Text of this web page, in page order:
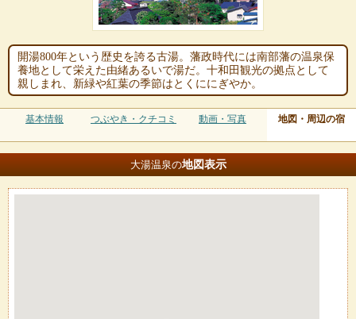
開湯800年という歴史を誇る古湯。藩政時代には南部藩の温泉保
養地として栄えた由緒あるいで湯だ。十和田観光の拠点として
親しまれ、新緑や紅葉の季節はとくににぎやか。
基本情報 つぶやき・クチコミ 動画・写真 地図・周辺の宿
大湯温泉の地図表示